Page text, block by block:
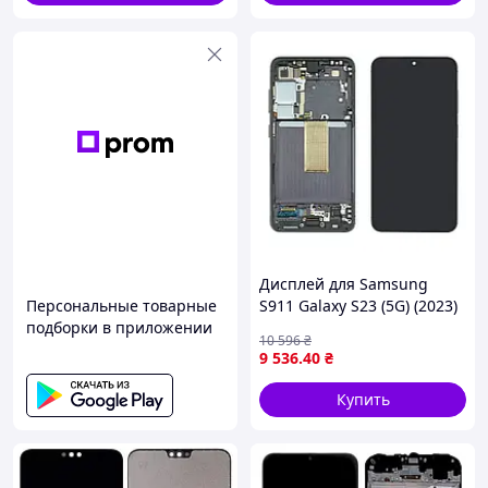
Персональные товарные
подборки в приложении
Дисплей для Samsung
S911 Galaxy S23 (5G) (2023)
чёрной корпусной рамкой
GH82-30480A Original
9 536.40 ₴
10 596₴
Купить